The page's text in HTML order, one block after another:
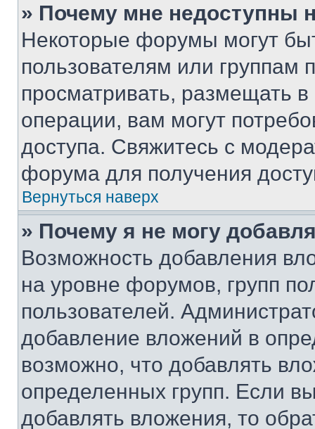
» Почему мне недоступны
Некоторые форумы могут
пользователям или группам
просматривать, размещать
операции, вам могут
доступа. Свяжитесь с
форума для получения
Вернуться наверх
» Почему я не могу
Возможность добавления
на уровне форумов, групп
пользователей.
добавление вложений в
возможно, что добавлять
определенных групп. Если
добавлять вложения, то